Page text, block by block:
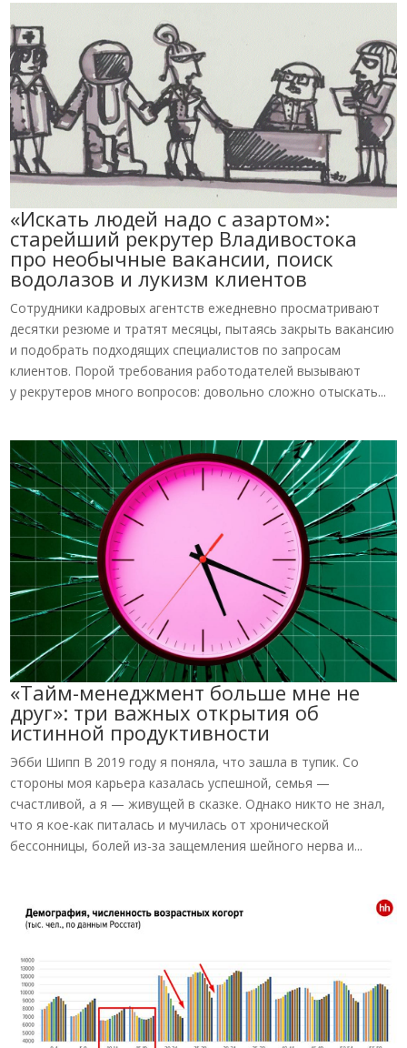
«Искать людей надо с азартом»:
старейший рекрутер Владивостока
про необычные вакансии, поиск
водолазов и лукизм клиентов
Сотрудники кадровых агентств ежедневно просматривают
десятки резюме и тратят месяцы, пытаясь закрыть вакансию
и подобрать подходящих специалистов по запросам
клиентов. Порой требования работодателей вызывают
у рекрутеров много вопросов: довольно сложно отыскать...
«Тайм-менеджмент больше мне не
друг»: три важных открытия об
истинной продуктивности
Эбби Шипп В 2019 году я поняла, что зашла в тупик. Со
стороны моя карьера казалась успешной, семья —
счастливой, а я — живущей в сказке. Однако никто не знал,
что я кое-как питалась и мучилась от хронической
бессонницы, болей из-за защемления шейного нерва и...